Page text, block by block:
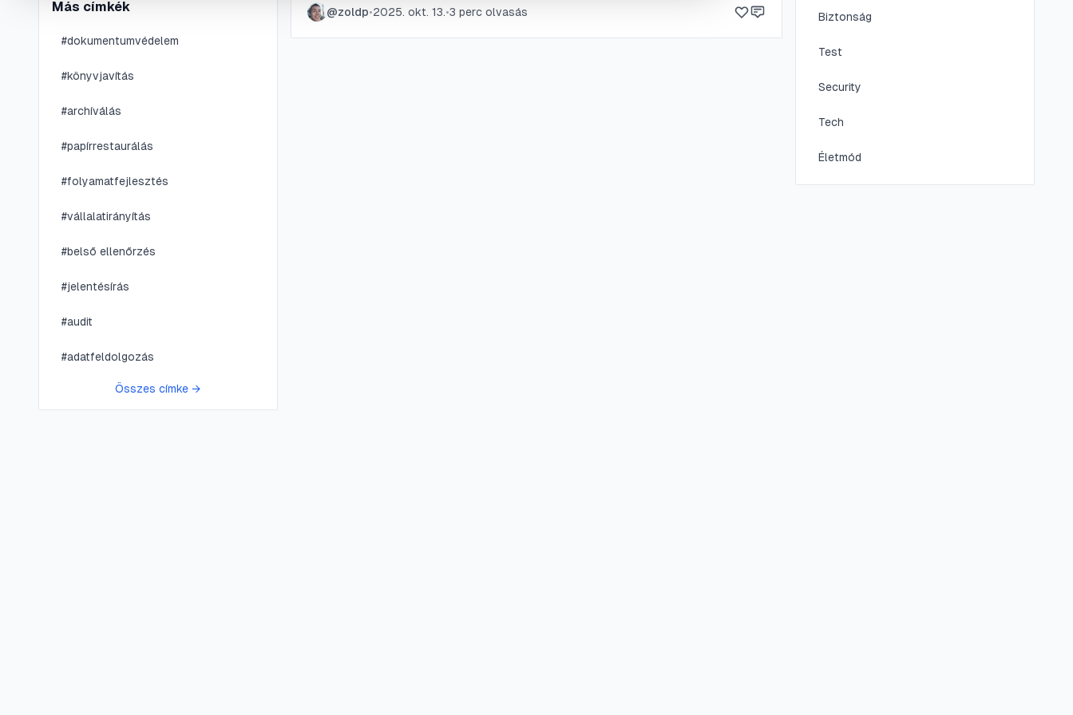
Más címkék
#dokumentumvédelem
#könyvjavítás
#archíválás
#papírrestaurálás
#folyamatfejlesztés
#vállalatirányítás
#belső ellenőrzés
#jelentésírás
#audit
#adatfeldolgozás
Összes címke →
rendellenességekig. Ismerd meg a teendőket, hogy a lehető legjobb ellátást
biztosíthasd kedvencednek.
@zoldp•2025. okt. 13.•3 perc olvasás Biztonság
Test
Security
Tech
Életmód